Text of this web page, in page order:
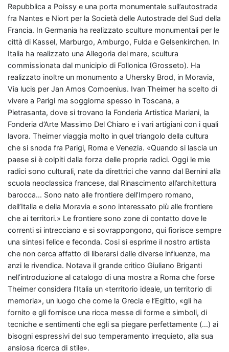
Repubblica a Poissy e una porta monumentale sull’autostrada
fra Nantes e Niort per la Società delle Autostrade del Sud della
Francia. In Germania ha realizzato sculture monumentali per le
città di Kassel, Marburgo, Amburgo, Fulda e Gelsenkirchen. In
Italia ha realizzato una Allegoria del mare, scultura
commissionata dal municipio di Follonica (Grosseto). Ha
realizzato inoltre un monumento a Uhersky Brod, in Moravia,
Via lucis per Jan Amos Comoenius. Ivan Theimer ha scelto di
vivere a Parigi ma soggiorna spesso in Toscana, a
Pietrasanta, dove si trovano la Fonderia Artistica Mariani, la
Fonderia d’Arte Massimo Del Chiaro e i vari artigiani con i quali
lavora. Theimer viaggia molto in quel triangolo della cultura
che si snoda fra Parigi, Roma e Venezia. «Quando si lascia un
paese si è colpiti dalla forza delle proprie radici. Oggi le mie
radici sono culturali, nate da direttrici che vanno dal Bernini alla
scuola neoclassica francese, dal Rinascimento all’architettura
barocca... Sono nato alle frontiere dell’Impero romano,
dell’Italia e della Moravia e sono interessato più alle frontiere
che ai territori.» Le frontiere sono zone di contatto dove le
correnti si intrecciano e si sovrappongono, qui fiorisce sempre
una sintesi felice e feconda. Cosi si esprime il nostro artista
che non cerca affatto di liberarsi dalle diverse influenze, ma
anzi le rivendica. Notava il grande critico Giuliano Briganti
nell’introduzione al catalogo di una mostra a Roma che forse
Theimer considera l’Italia un «territorio ideale, un territorio di
memoria», un luogo che come la Grecia e l’Egitto, «gli ha
fornito e gli fornisce una ricca messe di forme e simboli, di
tecniche e sentimenti che egli sa piegare perfettamente (...) ai
bisogni espressivi del suo temperamento irrequieto, alla sua
ansiosa ricerca di stile».